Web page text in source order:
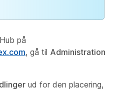
på
, gå til Administration
ud for den placering,